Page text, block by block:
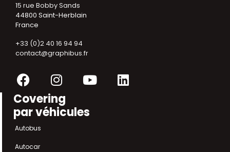
15 rue Bobby Sands
44800 Saint-Herblain
France
+33 (0)2 40 16 94 94
contact@graphibus.fr
FacebookInstagram
YoutubeLinkedin
Covering
par véhicules
Autobus
Autocar